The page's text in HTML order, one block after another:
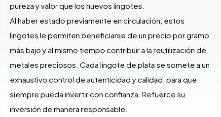
pureza y valor que los nuevos lingotes.
Al haber estado previamente en circulación, estos
lingotes le permiten beneficiarse de un precio por gramo
más bajo y al mismo tiempo contribuir a la reutilización de
metales preciosos. Cada lingote de plata se somete a un
exhaustivo control de autenticidad y calidad, para que
siempre pueda invertir con confianza. Refuerce su
inversión de manera responsable.